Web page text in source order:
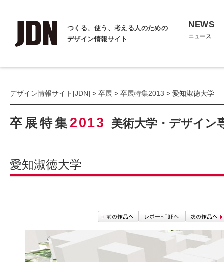
つくる、使う、考える人のための
デザイン情報サイト
NEWS
ニュース
デザイン情報サイト[JDN] > 卒展 > 卒展特集2013 > 愛知淑徳大学
卒展特集 2013 美術大学・デザイン
愛知淑徳大学